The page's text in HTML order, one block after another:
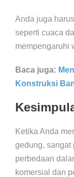
Anda juga
seperti cuaca
mempengaruhi
Baca juga:
Konstruksi
Ketika Anda
gedung, sangat
perbedaan
komersial dan